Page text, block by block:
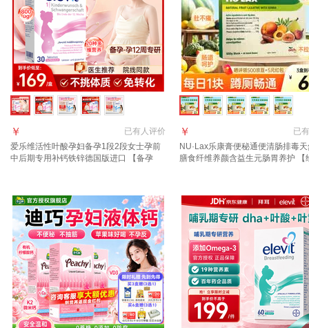
已有人评价
￥
爱乐维活性叶酸孕妇备孕1段2段女士孕前
中后期专用补钙铁锌德国版进口 【备孕
已有
￥
NU·Lax乐康膏便秘通便清肠排毒
膳食纤维养颜含益生元肠胃养护 【